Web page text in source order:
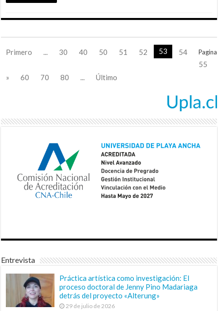
Pagina
Primero ... 30 40 50 51 52 53
54
55
»
60 70 80 ... Último
Entrevista
Práctica artística como investigación: El
proceso doctoral de Jenny Pino Madariaga
detrás del proyecto «Alterung»
29 de julio de 2026